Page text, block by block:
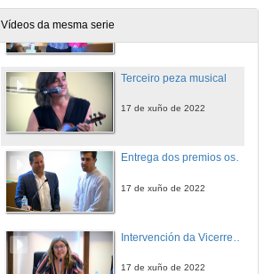
Vídeos da mesma serie
Terceiro peza musical
17 de xuño de 2022
Entrega dos premios os mellores expedientes da VIII promoción dos graos en EE e ERME e do MUEM
17 de xuño de 2022
17 de xuño de 2022